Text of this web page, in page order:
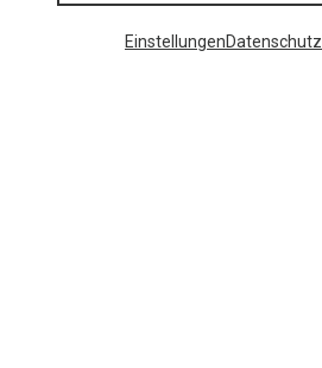
EinstellungenDatenschutz